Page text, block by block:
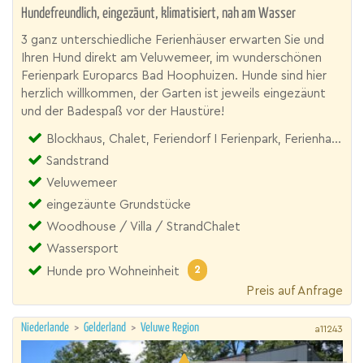
Hundefreundlich, eingezäunt, klimatisiert, nah am Wasser
3 ganz unterschiedliche Ferienhäuser erwarten Sie und
Ihren Hund direkt am Veluwemeer, im wunderschönen
Ferienpark Europarcs Bad Hoophuizen. Hunde sind hier
herzlich willkommen, der Garten ist jeweils eingezäunt
und der Badespaß vor der Haustüre!
Blockhaus, Chalet, Feriendorf I Ferienpark, Ferienhaus, Villa
Sandstrand
Veluwemeer
eingezäunte Grundstücke
Woodhouse / Villa / StrandChalet
Wassersport
Hunde pro Wohneinheit
2
Preis auf Anfrage
Niederlande > Gelderland > Veluwe Region a11243